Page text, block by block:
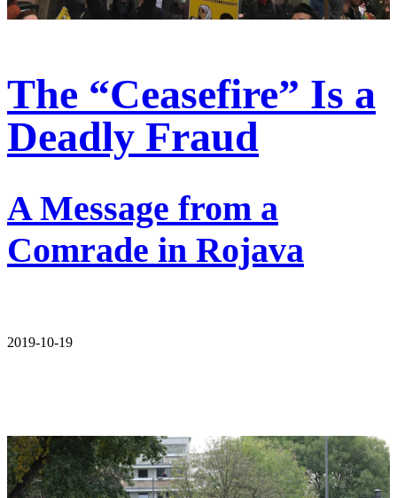
The “Ceasefire” Is a
Deadly Fraud
A Message from a
Comrade in Rojava
2019-10-19